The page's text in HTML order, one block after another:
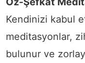
Kendinizi kabul
meditasyonlar,
bulunur ve